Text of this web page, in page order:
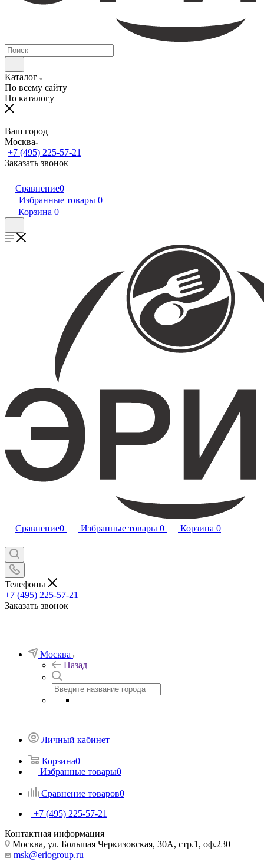
Каталог
По всему сайту
По каталогу
Ваш город
Москва
+7 (495) 225-57-21
Заказать звонок
Сравнение0
Избранные товары 0
Корзина 0
Сравнение0 Избранные товары 0 Корзина 0
Телефоны
+7 (495) 225-57-21
Заказать звонок
Москва
Назад
Личный кабинет
Корзина0
Избранные товары0
Сравнение товаров0
+7 (495) 225-57-21
Контактная информация
Москва, ул. Большая Черкизовская, 30А, стр.1, оф.230
msk@eriogroup.ru